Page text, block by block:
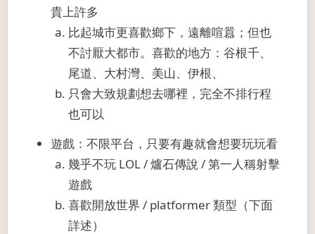
貴上許多
比起城市更喜歡鄉下，遠離喧囂；但也
不討厭大都市。喜歡的地方：谷根千、
尾道、大村灣、美山、伊根、
只會大致規劃想去哪裡，完全不排行程
也可以
遊戲：不限平台，只要有趣就會想要玩玩看
幾乎不玩 LOL / 爐石傳說 / 第一人稱射擊
遊戲
喜歡開放世界 / platformer 類型（下面
詳述）